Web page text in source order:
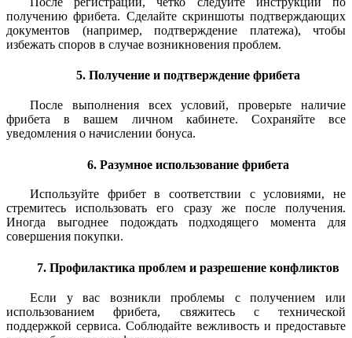
получению фрибета. Сделайте скриншоты подтверждающих
документов (например, подтверждение платежа), чтобы
избежать споров в случае возникновения проблем.
5. Получение и подтверждение фрибета
После выполнения всех условий, проверьте наличие
фрибета в вашем личном кабинете. Сохраняйте все
уведомления о начислении бонуса.
6. Разумное использование фрибета
Используйте фрибет в соответствии с условиями, не
стремитесь использовать его сразу же после получения.
Иногда выгоднее подождать подходящего момента для
совершения покупки.
7. Профилактика проблем и разрешение конфликтов
Если у вас возникли проблемы с получением или
использованием фрибета, свяжитесь с технической
поддержкой сервиса. Соблюдайте вежливость и предоставьте